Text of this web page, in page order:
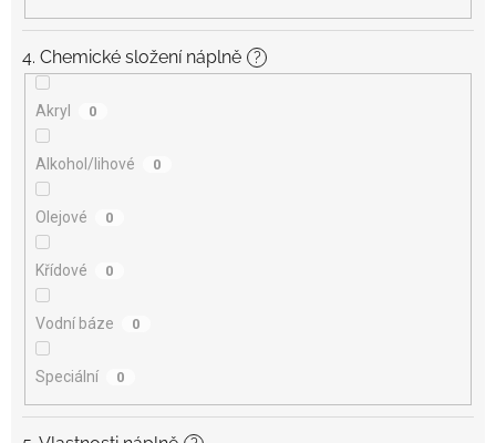
4. Chemické složení náplně ?
Akryl 0
Alkohol/lihové 0
Olejové 0
Křídové 0
Vodní báze 0
Speciální 0